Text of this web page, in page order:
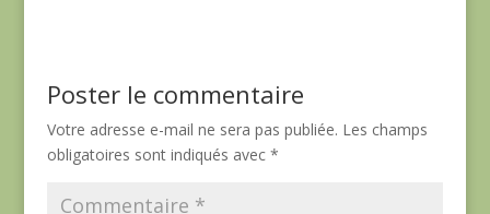
Poster le commentaire
Votre adresse e-mail ne sera pas publiée. Les champs
obligatoires sont indiqués avec *